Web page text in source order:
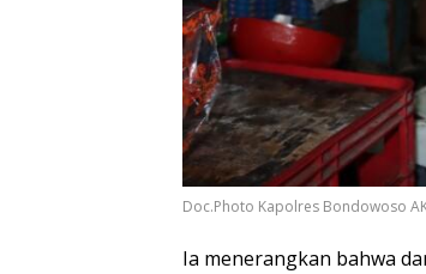
Doc.Photo Kapolres Bondowoso
Ia menerangkan bahwa